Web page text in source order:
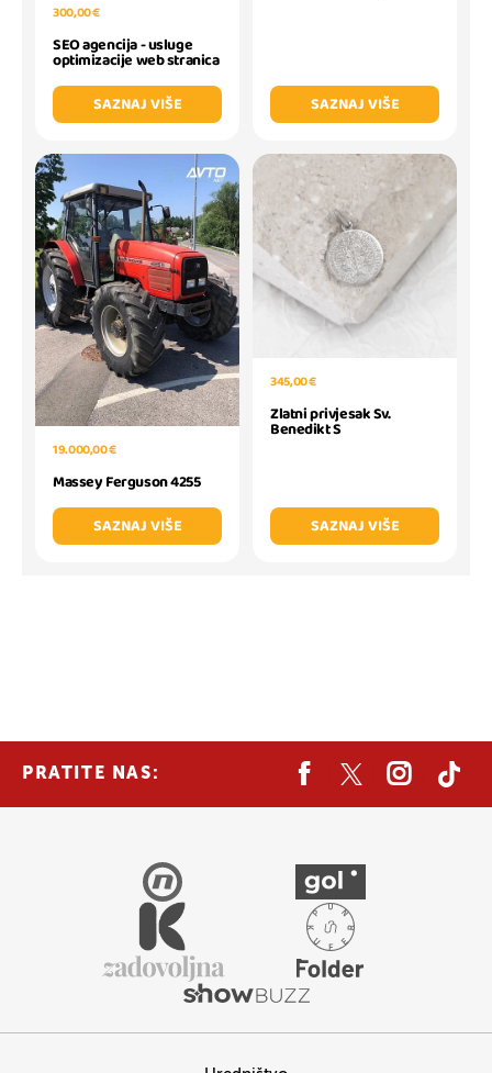
300,00 €
SEO agencija - usluge
optimizacije web stranica
SAZNAJ VIŠE
SAZNAJ VIŠE
19.000,00 €
Massey Ferguson 4255
SAZNAJ VIŠE
345,00 €
Zlatni privjesak Sv.
Benedikt S
SAZNAJ VIŠE
PRATITE NAS: